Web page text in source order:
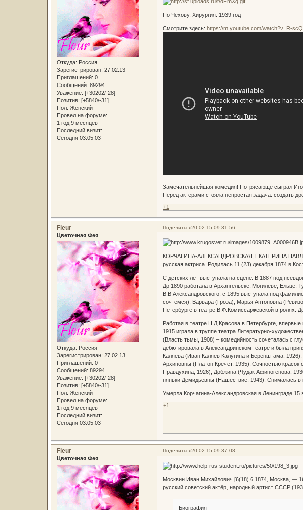
Откуда: Россия
Зарегистрирован: 27.02.13
Приглашений: 0
Сообщений: 89294
Уважение: [+30202/-28]
Позитив: [+5840/-31]
Пол: Женский
Провел на форуме:
1 год 9 месяцев
Последний визит:
Сегодня 03:05:03
По Чехову. Хирургия. 1939 год
Смотрите здесь: https://m.youtube.com/watch?v=R-
Замечательнейшая комедия! Потрясающе сыграл
Перед актерами стояла непростая задача: создать
+1
Поделиться20.02.15 09:31:56
Fleur
Цветочная Фея
Откуда: Россия
Зарегистрирован: 27.02.13
Приглашений: 0
Сообщений: 89294
Уважение: [+30202/-28]
Позитив: [+5840/-31]
Пол: Женский
Провел на форуме:
1 год 9 месяцев
Последний визит:
Сегодня 03:05:03
КОРЧАГИНА-АЛЕКСАНДРОВСКАЯ, ЕКАТЕРИНА
русская актриса. Родилась 11 (23) декабря 1874 в
С детских лет выступала на сцене. В 1887 под
До 1890 работала в Архангельске, Могилеве, Ельце,
В.В.Александровского, с 1895 выступала под
сочтемся), Варвара (Гроза), Марья Антоновна
Петербурге в театре В.Ф.Комиссаржевской в ролях:
Работая в театре Н.Д.Красова в Петербурге,
1915 играла в труппе театра Литературно-
(Власть тьмы, 1908) – комедийность сочеталась с
дебютировала в Александринском театре и была
Каляева (Иван Каляев Калугина и Беренштама,
Архиповны (Платон Кречет, 1935). Сочностью красок
Правдухина, 1926), Добжина (Чудак Афиногенова,
няньки Демидьевны (Нашествие, 1943). Снималась в
Умерла Корчагина-Александровская в Ленинграде 15
+1
Поделиться20.02.15 09:37:08
Fleur
Цветочная Фея
Москвин Иван Михайлович [6(18).6.1874, Москва, —
русский советский актёр, народный артист СССР
Биография